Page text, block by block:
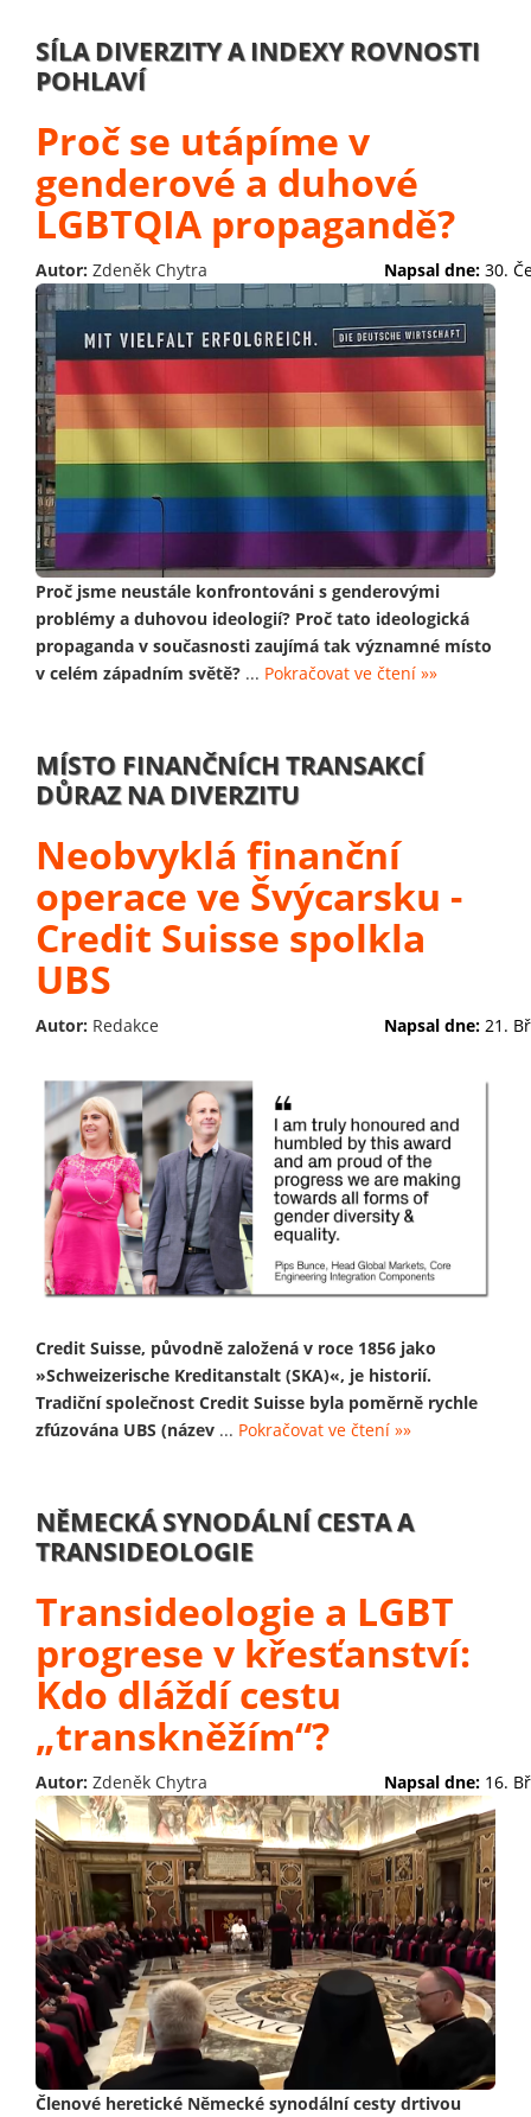
SÍLA DIVERZITY A INDEXY ROVNOSTI
POHLAVÍ
Proč se utápíme v
genderové a duhové
LGBTQIA propagandě?
Autor: Zdeněk Chytra Napsal dne: 30.
Proč jsme neustále konfrontováni s genderovými
problémy a duhovou ideologií? Proč tato ideologická
propaganda v současnosti zaujímá tak významné místo
v celém západním světě? ... Pokračovat ve čtení »»
MÍSTO FINANČNÍCH TRANSAKCÍ
DŮRAZ NA DIVERZITU
Neobvyklá finanční
operace ve Švýcarsku -
Credit Suisse spolkla
UBS
Autor: Redakce Napsal dne: 21.
Credit Suisse, původně založená v roce 1856 jako
»Schweizerische Kreditanstalt (SKA)«, je historií.
Tradiční společnost Credit Suisse byla poměrně rychle
zfúzována UBS (název ... Pokračovat ve čtení »»
NĚMECKÁ SYNODÁLNÍ CESTA A
TRANSIDEOLOGIE
Transideologie a LGBT
progrese v křesťanství:
Kdo dláždí cestu
„transkněžím“?
Autor: Zdeněk Chytra Napsal dne: 16.
Členové heretické Německé synodální cesty drtivou